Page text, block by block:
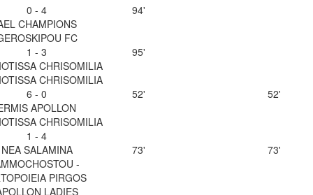
0 - 4
CHAMPIONS
94'
FC
1 - 3
CHRISOMILIA
95'
CHRISOMILIA
6 - 0
APOLLON
52'
52'
CHRISOMILIA
1 - 4
NEA SALAMINA
-
PIRGOS
73' 73'
LADIES